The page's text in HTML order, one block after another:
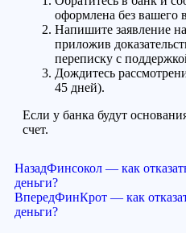
оформлена без вашего
Напишите заявление на
приложив
переписку с
Дождитесь
45 дней).
Если у банка будут
счет.
НазадФинсокол — как
деньги?
ВпередФинКрот — как
деньги?